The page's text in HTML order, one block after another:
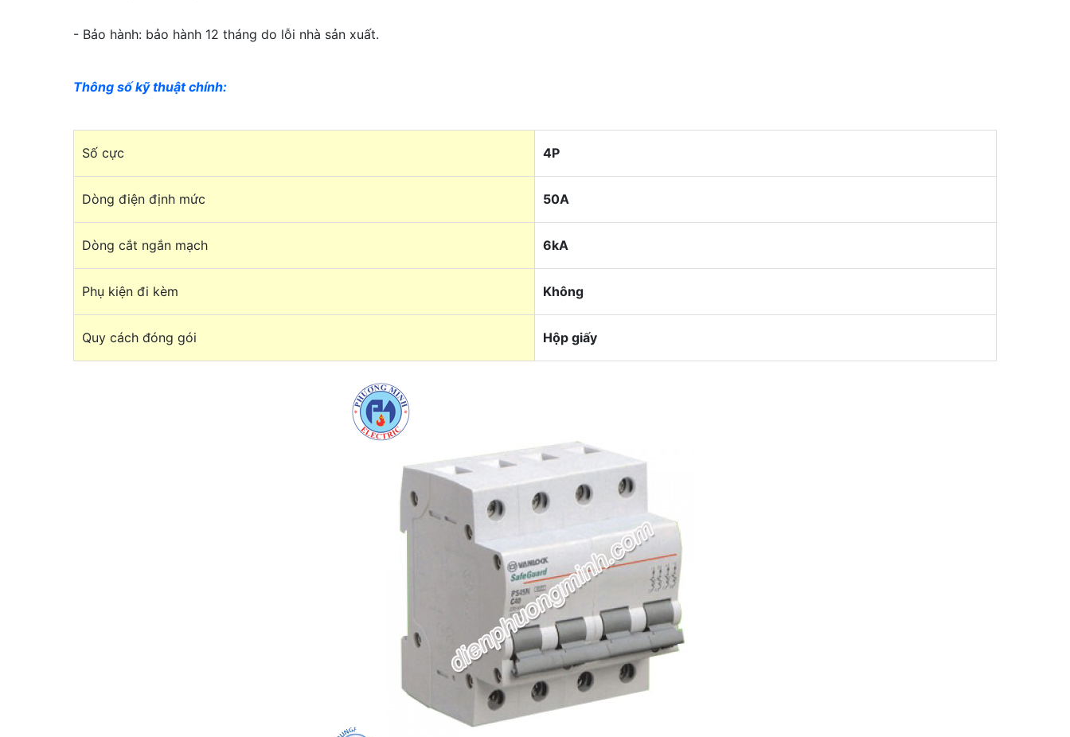
- Bảo hành: bảo hành 12 tháng do lỗi nhà sản xuất.
Thông số kỹ thuật chính:
Số cực 4P
Dòng điện định mức 50A
Dòng cắt ngắn mạch 6kA
Phụ kiện đi kèm Không
Quy cách đóng gói Hộp giấy